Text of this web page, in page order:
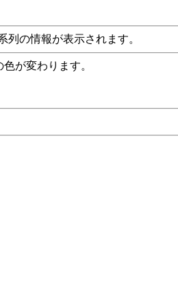
列の情報が表示されます。
が変わります。